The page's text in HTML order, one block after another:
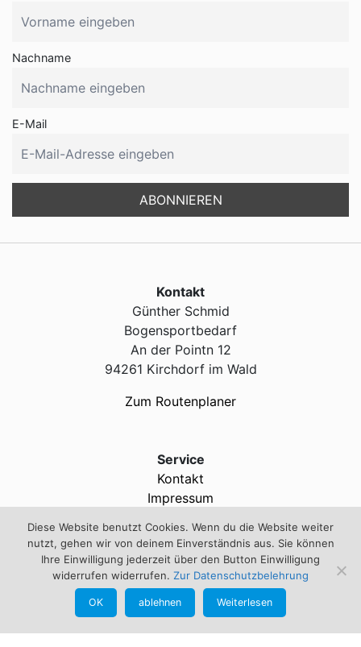
Nachname
E-Mail
Kontakt
Günther Schmid
Bogensportbedarf
An der Pointn 12
94261 Kirchdorf im Wald
Zum Routenplaner
Service
Kontakt
Impressum
info@bogensportschmid.de
+49 160 - 123 89 51
Diese Website benutzt Cookies. Wenn du die Website weiter
nutzt, gehen wir von deinem Einverständnis aus. Sie können
Ihre Einwilligung jederzeit über den Button Einwilligung
widerrufen widerrufen. Zur Datenschutzbelehrung
OK ablehnen Weiterlesen